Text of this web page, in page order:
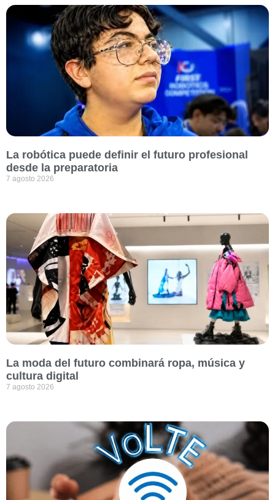
La robótica puede definir el futuro profesional
desde la preparatoria
7 agosto 2026
La moda del futuro combinará ropa, música y
cultura digital
7 agosto 2026